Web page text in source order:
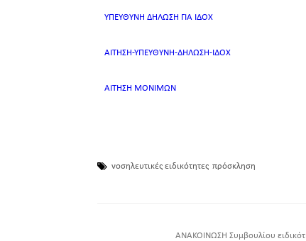
ΥΠΕΥΘΥΝΗ ΔΗΛΩΣΗ ΓΙΑ ΙΔΟΧ
ΑΙΤΗΣΗ-ΥΠΕΥΘΥΝΗ-ΔΗΛΩΣΗ-ΙΔΟΧ
ΑΙΤΗΣΗ ΜΟΝΙΜΩΝ
νοσηλευτικές ειδικότητες πρόσκληση
ΑΝΑΚΟΙΝΩΣΗ Συμβουλίου